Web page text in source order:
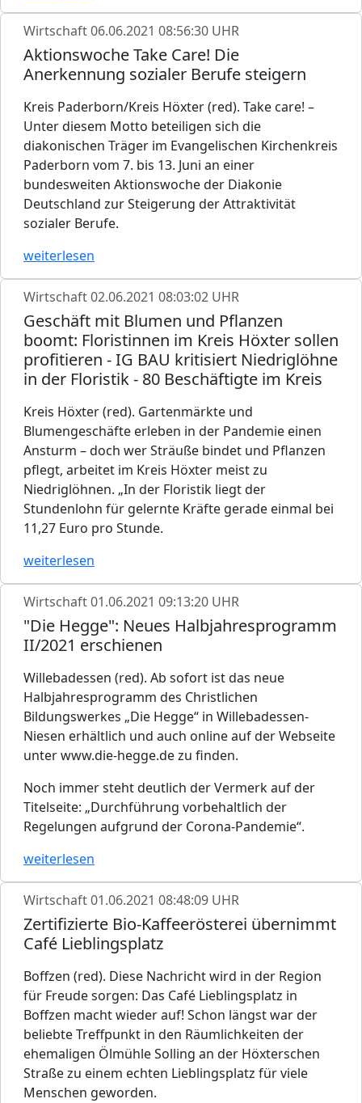
Wirtschaft06.06.2021 08:56:30 UHR
Aktionswoche Take Care! Die
Anerkennung sozialer Berufe steigern
Kreis Paderborn/Kreis Höxter (red). Take care! –
Unter diesem Motto beteiligen sich die
diakonischen Träger im Evangelischen Kirchenkreis
Paderborn vom 7. bis 13. Juni an einer
bundesweiten Aktionswoche der Diakonie
Deutschland zur Steigerung der Attraktivität
sozialer Berufe.
weiterlesen
Wirtschaft02.06.2021 08:03:02 UHR
Geschäft mit Blumen und Pflanzen
boomt: Floristinnen im Kreis Höxter sollen
profitieren - IG BAU kritisiert Niedriglöhne
in der Floristik - 80 Beschäftigte im Kreis
Kreis Höxter (red). Gartenmärkte und
Blumengeschäfte erleben in der Pandemie einen
Ansturm – doch wer Sträuße bindet und Pflanzen
pflegt, arbeitet im Kreis Höxter meist zu
Niedriglöhnen. „In der Floristik liegt der
Stundenlohn für gelernte Kräfte gerade einmal bei
11,27 Euro pro Stunde.
weiterlesen
Wirtschaft01.06.2021 09:13:20 UHR
"Die Hegge": Neues Halbjahresprogramm
II/2021 erschienen
Willebadessen (red). Ab sofort ist das neue
Halbjahresprogramm des Christlichen
Bildungswerkes „Die Hegge“ in Willebadessen-
Niesen erhältlich und auch online auf der Webseite
unter www.die-hegge.de zu finden.
Noch immer steht deutlich der Vermerk auf der
Titelseite: „Durchführung vorbehaltlich der
Regelungen aufgrund der Corona-Pandemie“.
weiterlesen
Wirtschaft01.06.2021 08:48:09 UHR
Zertifizierte Bio-Kaffeerösterei übernimmt
Café Lieblingsplatz
Boffzen (red). Diese Nachricht wird in der Region
für Freude sorgen: Das Café Lieblingsplatz in
Boffzen macht wieder auf! Schon längst war der
beliebte Treffpunkt in den Räumlichkeiten der
ehemaligen Ölmühle Solling an der Höxterschen
Straße zu einem echten Lieblingsplatz für viele
Menschen geworden.